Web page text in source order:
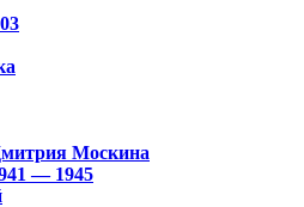
Москина
— 1945